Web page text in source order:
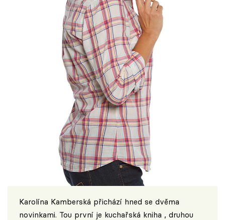
Karolína Kamberská přichází hned se dvěma
novinkami. Tou první je kuchařská kniha , druhou